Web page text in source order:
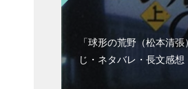
「球形の荒野（松本清
じ・ネタバレ・長文感想